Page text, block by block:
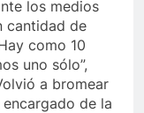
los medios
cantidad de
como 10
uno sólo”,
a bromear
de la